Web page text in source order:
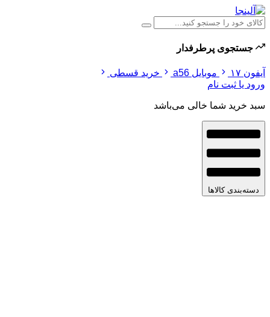
جستجوی پرطرفدار
آیفون ۱۷ موبایل a56
خرید قسطی
ورود یا ثبت نام
سبد خرید شما خالی می‌باشد
دسته‌بندی کالاها